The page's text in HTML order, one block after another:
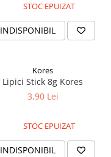
STOC EPUIZAT
INDISPONIBIL
Kores
Lipici Stick 8g Kores
3,90 Lei
STOC EPUIZAT
INDISPONIBIL